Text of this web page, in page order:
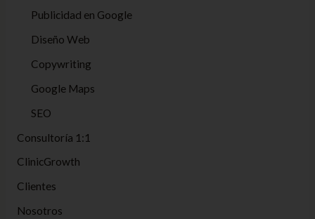
Publicidad en Google
Diseño Web
Copywriting
Google Maps
SEO
Consultoría 1:1
ClinicGrowth
Clientes
Nosotros